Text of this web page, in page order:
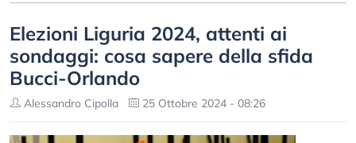
Elezioni Liguria 2024, attenti ai
sondaggi: cosa sapere della sfida
Bucci-Orlando
Alessandro Cipolla 25 Ottobre 2024 - 08:26